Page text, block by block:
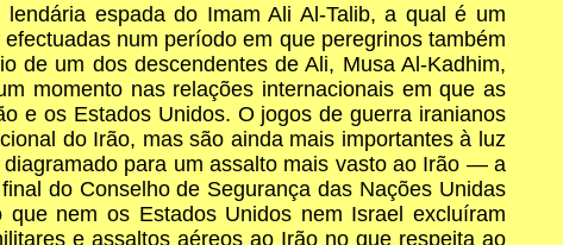
espada do Imam Ali Al-Talib, a qual é um
num período em que peregrinos também
de um dos descendentes de Ali, Musa Al-Kadhim,
momento nas relações internacionais em que as
e os Estados Unidos. O jogos de guerra iranianos
do Irão, mas são ainda mais importantes à luz
para um assalto mais vasto ao Irão — a
do Conselho de Segurança das Nações Unidas
nem os Estados Unidos nem Israel excluíram
e assaltos aéreos ao Irão no que respeita ao